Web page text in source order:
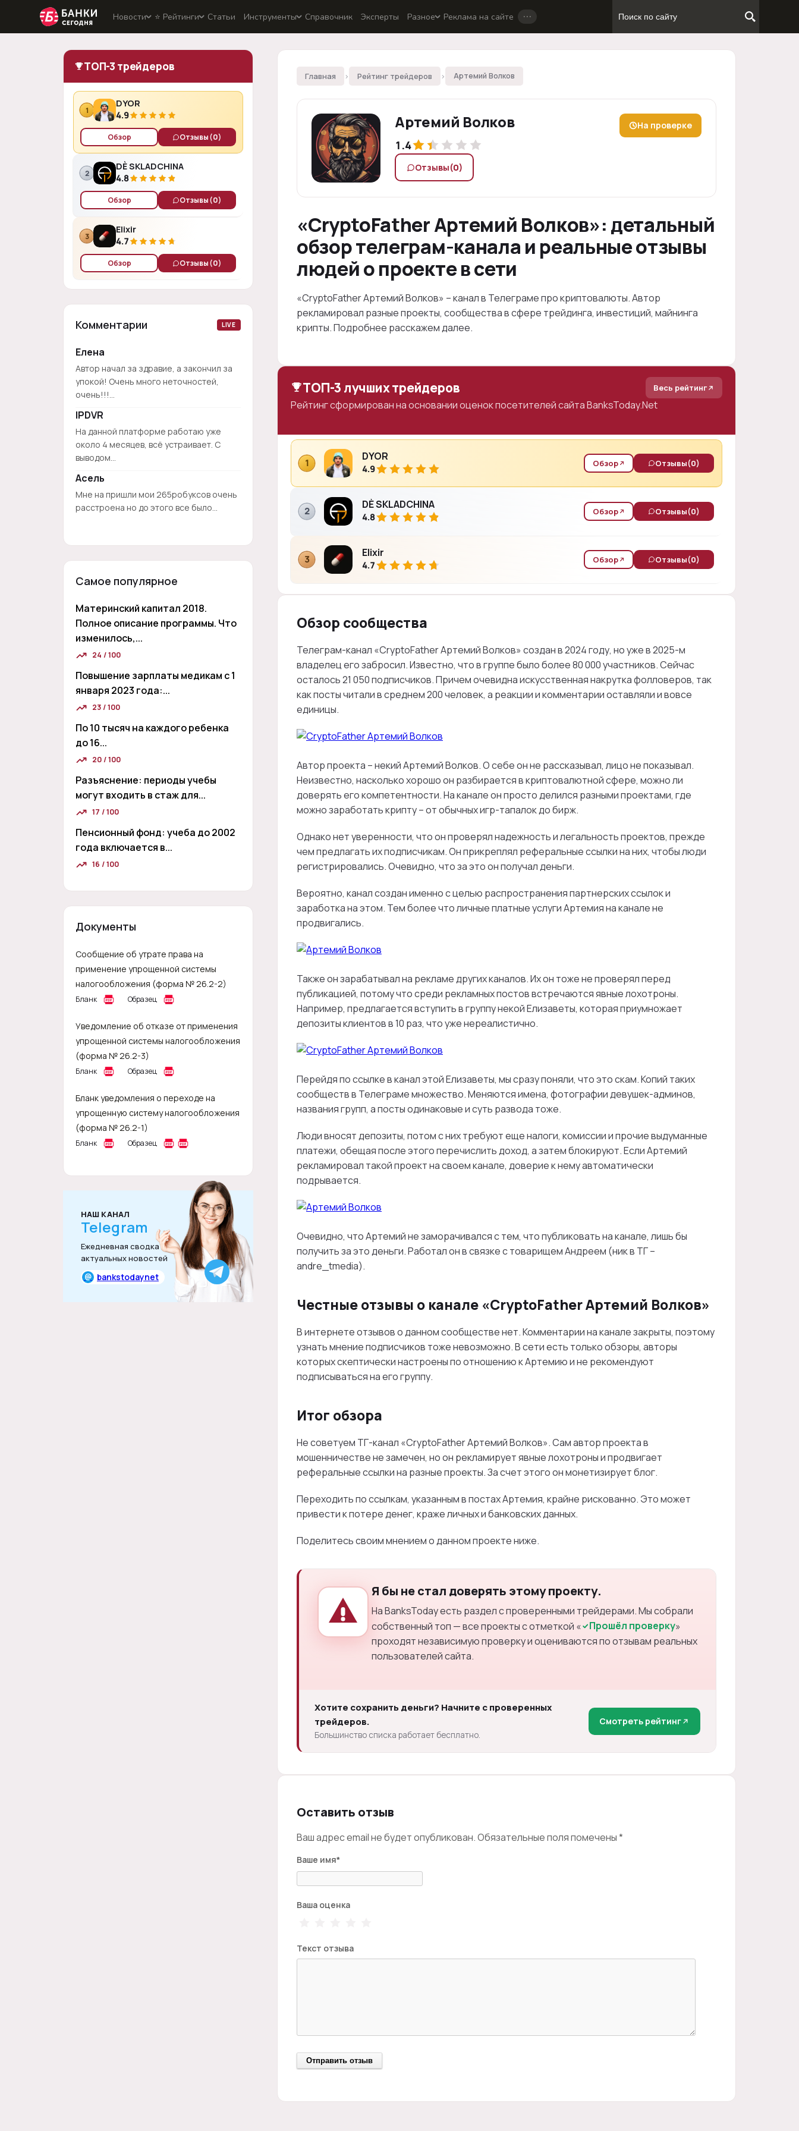
Новости ⭐️ Рейтинги Статьи Инструменты Справочник Эксперты Разное Реклама на сайте …
ТОП-3 трейдеров
1
DYOR
4.9
Обзор Отзывы(0)
2
DÈ SKLADCHINA
4.8
Обзор Отзывы(0)
3
Elixir
4.7
Обзор Отзывы(0)
Комментарии LIVE
Елена
Автор начал за здравие, а закончил за
упокой! Очень много неточностей,
очень!!!...
IPDVR
На данной платформе работаю уже
около 4 месяцев, всё устраивает. С
выводом...
Асель
Мне на пришли мои 265робуксов очень
расстроена но до этого все было...
Самое популярное
Материнский капитал 2018.
Полное описание программы. Что
изменилось,...
24 / 100
Повышение зарплаты медикам с 1
января 2023 года:...
23 / 100
По 10 тысяч на каждого ребенка
до 16...
20 / 100
Разъяснение: периоды учебы
могут входить в стаж для...
17 / 100
Пенсионный фонд: учеба до 2002
года включается в...
16 / 100
Документы
Сообщение об утрате права на
применение упрощенной системы
налогообложения (форма № 26.2-2)
Бланк Образец
Уведомление об отказе от применения
упрощенной системы налогообложения
(форма № 26.2-3)
Бланк Образец
Бланк уведомления о переходе на
упрощенную систему налогообложения
(форма № 26.2-1)
Бланк Образец
НАШ КАНАЛ
Telegram
Ежедневная сводка
актуальных новостей
@ bankstodaynet
Главная › Рейтинг трейдеров › Артемий Волков
Артемий Волков
1.4
На проверке
Отзывы(0)
«CryptoFather Артемий Волков»: детальный
обзор телеграм-канала и реальные отзывы
людей о проекте в сети
«CryptoFather Артемий Волков» – канал в Телеграме про криптовалюты. Автор
рекламировал разные проекты, сообщества в сфере трейдинга, инвестиций, майнинга
крипты. Подробнее расскажем далее.
ТОП-3 лучших трейдеров Весь рейтинг
Рейтинг сформирован на основании оценок посетителей сайта BanksToday.Net
1
DYOR
4.9 Обзор Отзывы(0)
2
DÈ SKLADCHINA
4.8 Обзор Отзывы(0)
3
Elixir
4.7 Обзор Отзывы(0)
Обзор сообщества
Телеграм-канал «CryptoFather Артемий Волков» создан в 2024 году, но уже в 2025-м
владелец его забросил. Известно, что в группе было более 80 000 участников. Сейчас
осталось 21 050 подписчиков. Причем очевидна искусственная накрутка фолловеров, так
как посты читали в среднем 200 человек, а реакции и комментарии оставляли и вовсе
единицы.
Автор проекта – некий Артемий Волков. О себе он не рассказывал, лицо не показывал.
Неизвестно, насколько хорошо он разбирается в криптовалютной сфере, можно ли
доверять его компетентности. На канале он просто делился разными проектами, где
можно заработать крипту – от обычных игр-тапалок до бирж.
Однако нет уверенности, что он проверял надежность и легальность проектов, прежде
чем предлагать их подписчикам. Он прикреплял реферальные ссылки на них, чтобы люди
регистрировались. Очевидно, что за это он получал деньги.
Вероятно, канал создан именно с целью распространения партнерских ссылок и
заработка на этом. Тем более что личные платные услуги Артемия на канале не
продвигались.
Также он зарабатывал на рекламе других каналов. Их он тоже не проверял перед
публикацией, потому что среди рекламных постов встречаются явные лохотроны.
Например, предлагается вступить в группу некой Елизаветы, которая приумножает
депозиты клиентов в 10 раз, что уже нереалистично.
Перейдя по ссылке в канал этой Елизаветы, мы сразу поняли, что это скам. Копий таких
сообществ в Телеграме множество. Меняются имена, фотографии девушек-админов,
названия групп, а посты одинаковые и суть развода тоже.
Люди вносят депозиты, потом с них требуют еще налоги, комиссии и прочие выдуманные
платежи, обещая после этого перечислить доход, а затем блокируют. Если Артемий
рекламировал такой проект на своем канале, доверие к нему автоматически
подрывается.
Очевидно, что Артемий не заморачивался с тем, что публиковать на канале, лишь бы
получить за это деньги. Работал он в связке с товарищем Андреем (ник в ТГ –
andre_tmedia).
Честные отзывы о канале «CryptoFather Артемий Волков»
В интернете отзывов о данном сообществе нет. Комментарии на канале закрыты, поэтому
узнать мнение подписчиков тоже невозможно. В сети есть только обзоры, авторы
которых скептически настроены по отношению к Артемию и не рекомендуют
подписываться на его группу.
Итог обзора
Не советуем ТГ-канал «CryptoFather Артемий Волков». Сам автор проекта в
мошенничестве не замечен, но он рекламирует явные лохотроны и продвигает
реферальные ссылки на разные проекты. За счет этого он монетизирует блог.
Переходить по ссылкам, указанным в постах Артемия, крайне рискованно. Это может
привести к потере денег, краже личных и банковских данных.
Поделитесь своим мнением о данном проекте ниже.
Я бы не стал доверять этому проекту.
На BanksToday есть раздел с проверенными трейдерами. Мы собрали
собственный топ — все проекты с отметкой «
Прошёл проверку»
проходят независимую проверку и оцениваются по отзывам реальных
пользователей сайта.
Хотите сохранить деньги? Начните с проверенных
трейдеров.
Большинство списка работает бесплатно.
Смотреть рейтинг
Оставить отзыв
Ваш адрес email не будет опубликован.Обязательные поля помечены*
Ваше имя*
Ваша оценка
Текст отзыва